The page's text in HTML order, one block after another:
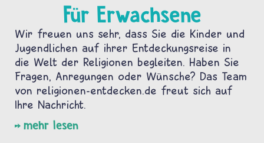
Für Erwachsene
Wir freuen uns sehr, dass Sie die Kinder und
Jugendlichen auf ihrer Entdeckungsreise in
die Welt der Religionen begleiten. Haben Sie
Fragen, Anregungen oder Wünsche? Das Team
von religionen-entdecken.de freut sich auf
Ihre Nachricht.
mehr lesen